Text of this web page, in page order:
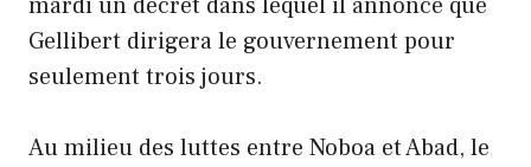
mardi un décret dans lequel il annonce que
Gellibert dirigera le gouvernement pour
seulement trois jours.
Au milieu des luttes entre Noboa et Abad, le